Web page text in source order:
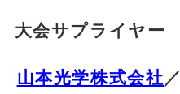
大会サプライヤー
山本光学株式会社／